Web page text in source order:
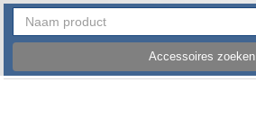
Accessoires zoeken